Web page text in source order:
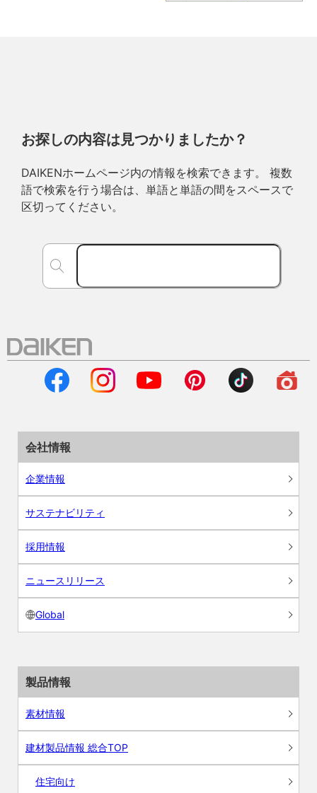
お探しの内容は見つかりましたか？
DAIKENホームページ内の情報を検索できます。 複数
語で検索を行う場合は、単語と単語の間をスペースで
区切ってください。
会社情報
企業情報
サステナビリティ
採用情報
ニュースリリース
Global
製品情報
素材情報
建材製品情報 総合TOP
住宅向け